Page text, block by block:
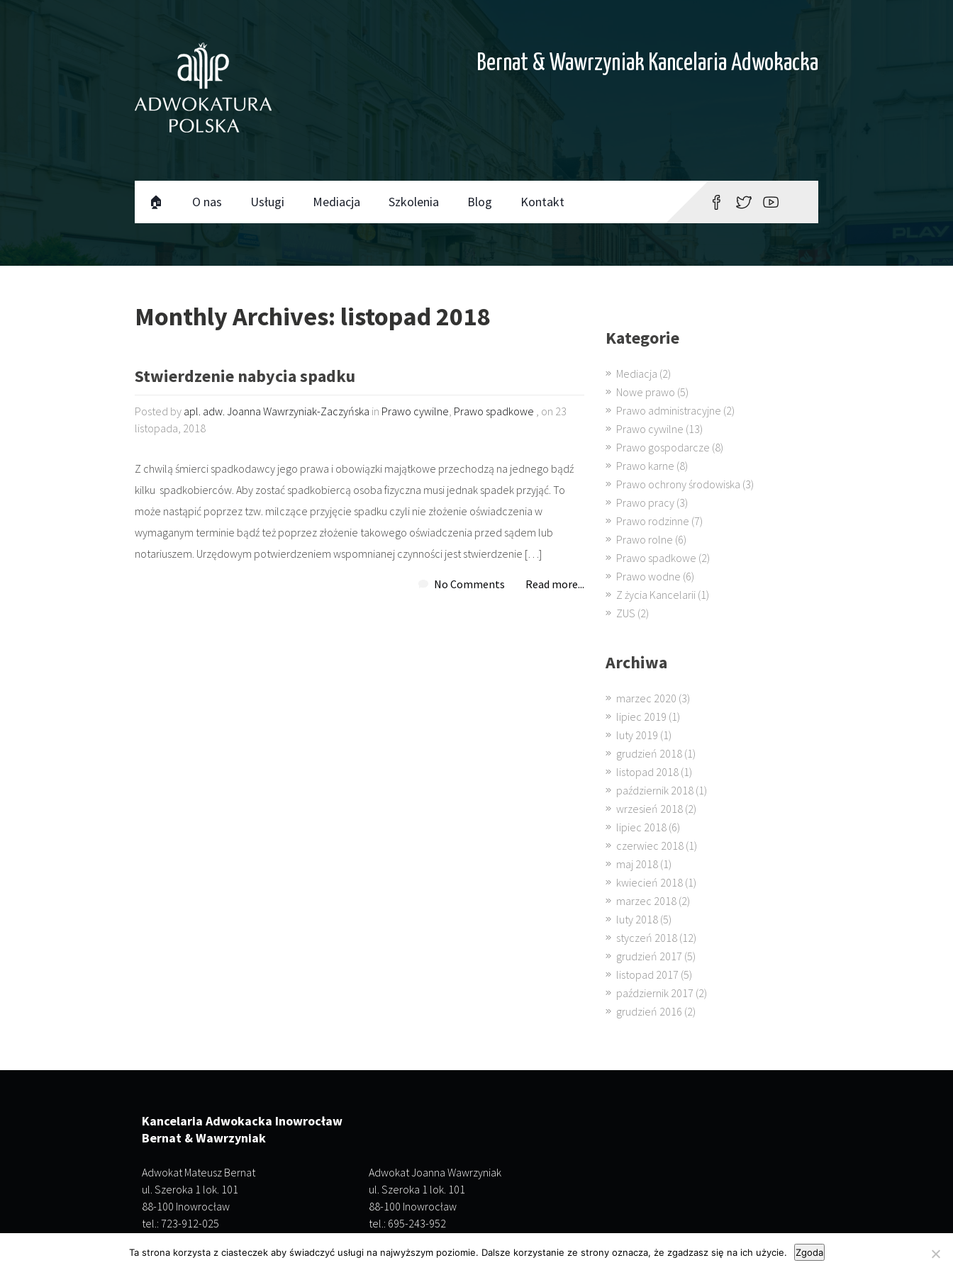
Bernat & Wawrzyniak Kancelaria Adwokacka
🏠 O nas Usługi Mediacja Szkolenia Blog Kontakt
Monthly Archives: listopad 2018
Stwierdzenie nabycia spadku
Posted by apl. adw. Joanna Wawrzyniak-Zaczyńska in Prawo cywilne, Prawo spadkowe , on 23
listopada, 2018
Z chwilą śmierci spadkodawcy jego prawa i obowiązki majątkowe przechodzą na jednego bądź
kilku spadkobierców. Aby zostać spadkobiercą osoba fizyczna musi jednak spadek przyjąć. To
może nastąpić poprzez tzw. milczące przyjęcie spadku czyli nie złożenie oświadczenia w
wymaganym terminie bądź też poprzez złożenie takowego oświadczenia przed sądem lub
notariuszem. Urzędowym potwierdzeniem wspomnianej czynności jest stwierdzenie […]
No Comments Read more...
Kategorie
Mediacja (2)
Nowe prawo (5)
Prawo administracyjne (2)
Prawo cywilne (13)
Prawo gospodarcze (8)
Prawo karne (8)
Prawo ochrony środowiska (3)
Prawo pracy (3)
Prawo rodzinne (7)
Prawo rolne (6)
Prawo spadkowe (2)
Prawo wodne (6)
Z życia Kancelarii (1)
ZUS (2)
Archiwa
marzec 2020 (3)
lipiec 2019 (1)
luty 2019 (1)
grudzień 2018 (1)
listopad 2018 (1)
październik 2018 (1)
wrzesień 2018 (2)
lipiec 2018 (6)
czerwiec 2018 (1)
maj 2018 (1)
kwiecień 2018 (1)
marzec 2018 (2)
luty 2018 (5)
styczeń 2018 (12)
grudzień 2017 (5)
listopad 2017 (5)
październik 2017 (2)
grudzień 2016 (2)
Kancelaria Adwokacka Inowrocław
Bernat & Wawrzyniak
Adwokat Mateusz Bernat
ul. Szeroka 1 lok. 101
88-100 Inowrocław
tel.: 723-912-025
Adwokat Joanna Wawrzyniak
ul. Szeroka 1 lok. 101
88-100 Inowrocław
tel.: 695-243-952
Ta strona korzysta z ciasteczek aby świadczyć usługi na najwyższym poziomie. Dalsze korzystanie ze strony oznacza, że zgadzasz się na ich użycie. Zgoda